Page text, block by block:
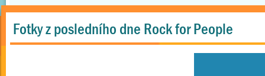
Fotky z posledního dne Rock for People